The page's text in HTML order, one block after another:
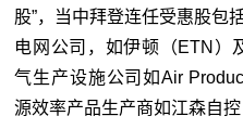
股”，当中拜登连任受惠股包
电网公司，如伊顿（ETN）
气生产设施公司如Air
源效率产品生产商如江森自